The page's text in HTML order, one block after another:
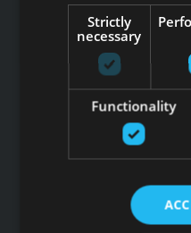
Juridiskā adrese:
Reģ.Nr.
A/S SEB Banka
GFITNESS
Strictly
necessary
Functionality